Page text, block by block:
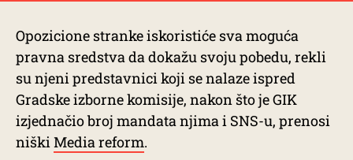
Opozicione stranke iskoristiće sva moguća
pravna sredstva da dokažu svoju pobedu, rekli
su njeni predstavnici koji se nalaze ispred
Gradske izborne komisije, nakon što je GIK
izjednačio broj mandata njima i SNS-u, prenosi
niškiMedia reform.